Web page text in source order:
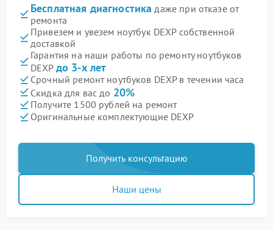
Бесплатная диагностика даже при отказе от
ремонта
Привезем и увезем ноутбук DEXP собственной
доставкой
Гарантия на наши работы по ремонту ноутбуков
DEXP до 3-х лет
Срочный ремонт ноутбуков DEXP в течении часа
Скидка для вас до 20%
Получите 1500 рублей на ремонт
Оригинальные комплектующие DEXP
Получить консультацию
Наши цены